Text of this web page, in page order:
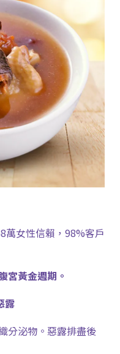
萬女性信賴， 98%客戶
宮黃金週期。
露
分泌物。惡露排盡後